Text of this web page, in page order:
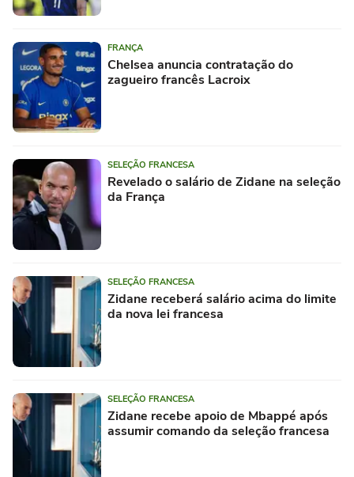
FRANÇA
Chelsea anuncia contratação do
zagueiro francês Lacroix
SELEÇÃO FRANCESA
Revelado o salário de Zidane na seleção
da França
SELEÇÃO FRANCESA
Zidane receberá salário acima do limite
da nova lei francesa
SELEÇÃO FRANCESA
Zidane recebe apoio de Mbappé após
assumir comando da seleção francesa